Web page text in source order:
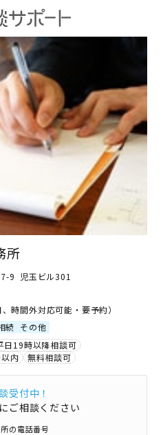
所
9 児玉ビル301
時間外対応可能・要予約）
続 その他
日19時以降相談可
内
無料相談可
受付中！
ご相談ください
の電話番号